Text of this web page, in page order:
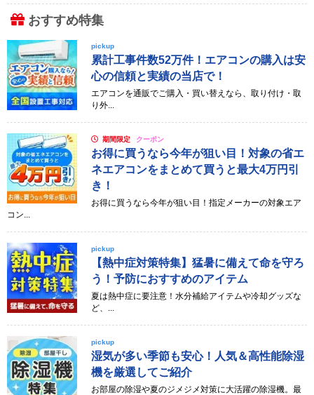
おすすめ特集
pickup
累計工事件数52万件！エアコンの購入は安
心の信頼と実績の当店で！
エアコンを通販でご購入・買い替えなら、取り付け・取
り外...
期間限定 クーポン
お得に買うなら今年が狙い目！対象の省エ
ネエアコンをまとめて買うと最大4万円引
き！
お得に買うなら今年が狙い目！指定メーカーの対象エア
コン...
pickup
【熱中症対策特集】猛暑に備えて命を守ろ
う！予防におすすめのアイテム
夏は熱中症に要注意！水分補給アイテムや冷却グッズな
ど、...
pickup
湿気が多い季節も安心！人気＆高性能除湿
機を厳選してご紹介
お部屋の除湿や夏のジメジメ対策に大活躍の除湿機。最